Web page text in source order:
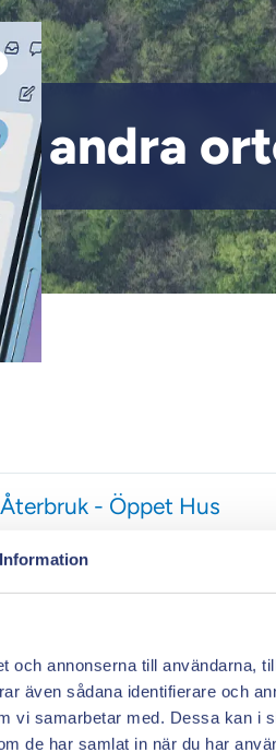
Information
och annonserna till användarna,
även sådana identifierare och
vi samarbetar med. Dessa kan i
de har samlat in när du har
andra
på
- Öppet Hus
Nybro – kom och
- Närproducerat &
i tanken och
Stäng pop-up